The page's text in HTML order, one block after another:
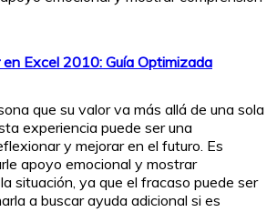
Excel 2010: Guía Optimizada
que su valor va más allá de una sola
experiencia puede ser una
y mejorar en el futuro. Es
apoyo emocional y mostrar
situación, ya que el fracaso puede ser
a buscar ayuda adicional si es